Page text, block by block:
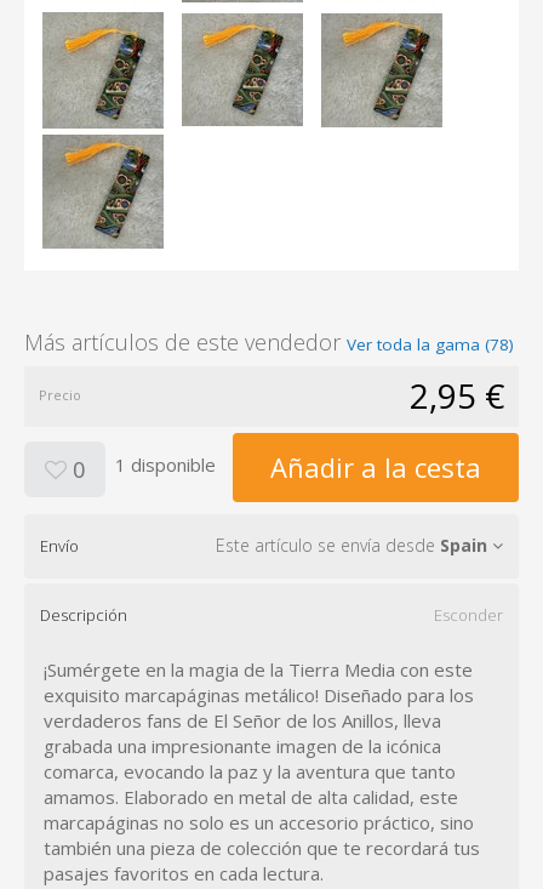
Más artículos de este vendedor Ver toda la gama (78)
Precio 2,95 €
0 1 disponible Añadir a la cesta
Envío Este artículo se envía desde Spain
Descripción Esconder
¡Sumérgete en la magia de la Tierra Media con este
exquisito marcapáginas metálico! Diseñado para los
verdaderos fans de El Señor de los Anillos, lleva
grabada una impresionante imagen de la icónica
comarca, evocando la paz y la aventura que tanto
amamos. Elaborado en metal de alta calidad, este
marcapáginas no solo es un accesorio práctico, sino
también una pieza de colección que te recordará tus
pasajes favoritos en cada lectura.